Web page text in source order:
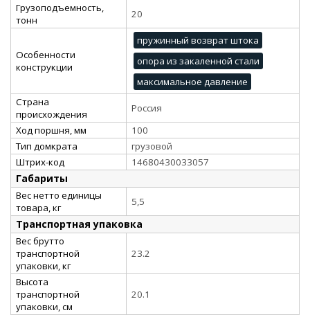
Грузоподъемность,
тонн
20
Особенности
конструкции
пружинный возврат штока
опора из закаленной стали
максимальное давление
Страна
происхождения
Россия
Ход поршня, мм
100
Тип домкрата
грузовой
Штрих-код
14680430033057
Габариты
Вес нетто единицы
товара, кг
5,5
Транспортная упаковка
Вес брутто
транспортной
упаковки, кг
23.2
Высота
транспортной
упаковки, см
20.1